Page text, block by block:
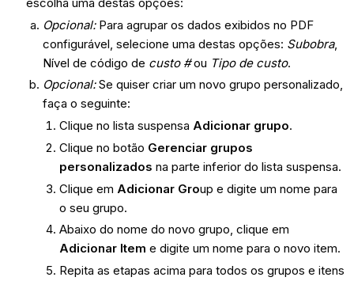
Opcional: Para agrupar os dados exibidos no PDF
configurável, selecione uma destas opções: Subobra,
Nível de código de custo #ou Tipo de custo.
Opcional:Se quiser criar um novo grupo personalizado,
faça o seguinte:
Clique no lista suspensa Adicionar grupo.
Clique no botão Gerenciar grupos
personalizados na parte inferior do lista suspensa.
Clique em Adicionar Group e digite um nome para
o seu grupo.
Abaixo do nome do novo grupo, clique em
Adicionar Item e digite um nome para o novo item.
Repita as etapas acima para todos os grupos e itens